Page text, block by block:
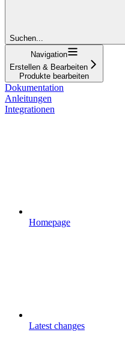
Suchen...
Navigation
Erstellen & Bearbeiten
Produkte bearbeiten
Dokumentation
Anleitungen
Integrationen
Homepage
Latest changes